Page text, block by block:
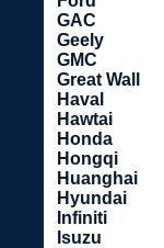
GAC
Geely
GMC
Great Wall
Haval
Hawtai
Honda
Hongqi
Huanghai
Hyundai
Infiniti
Isuzu